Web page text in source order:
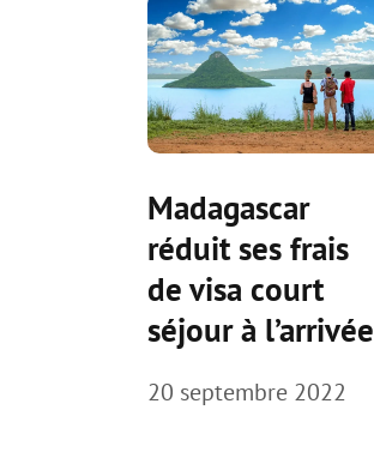
Madagascar
réduit ses frais
de visa court
séjour à l’arrivée
20 septembre 2022